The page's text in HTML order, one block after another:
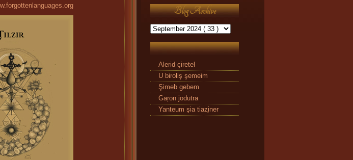
Blog Archive
Alerid çiretel
U biroliş şemeim
Şimeb gebem
Gaŗon jodutra
Yanteum şia tiaz̧iner